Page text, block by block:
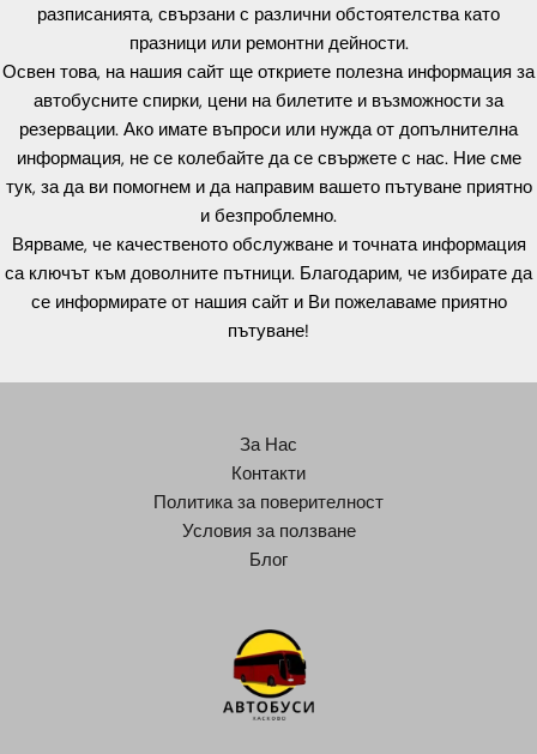
разписанията, свързани с различни обстоятелства като
празници или ремонтни дейности.
Освен това, на нашия сайт ще откриете полезна информация за
автобусните спирки, цени на билетите и възможности за
резервации. Ако имате въпроси или нужда от допълнителна
информация, не се колебайте да се свържете с нас. Ние сме
тук, за да ви помогнем и да направим вашето пътуване приятно
и безпроблемно.
Вярваме, че качественото обслужване и точната информация
са ключът към доволните пътници. Благодарим, че избирате да
се информирате от нашия сайт и Ви пожелаваме приятно
пътуване!
За Нас
Контакти
Политика за поверителност
Условия за ползване
Блог